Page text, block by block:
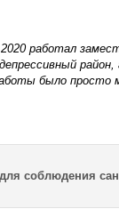
работал
район,
было просто
соблюдения